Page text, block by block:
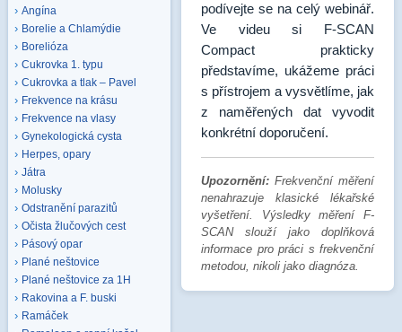
Angína
Borelie a Chlamýdie
Borelióza
Cukrovka 1. typu
Cukrovka a tlak – Pavel
Frekvence na krásu
Frekvence na vlasy
Gynekologická cysta
Herpes, opary
Játra
Molusky
Odstranění parazitů
Očista žlučových cest
Pásový opar
Plané neštovice
Plané neštovice za 1H
Rakovina a F. buski
Ramáček
podívejte se na celý webinář.
Ve videu si F-SCAN
Compact prakticky
představíme, ukážeme práci
s přístrojem a vysvětlíme, jak
z naměřených dat vyvodit
konkrétní doporučení.
Upozornění: Frekvenční měření
nenahrazuje klasické lékařské
vyšetření. Výsledky měření F-
SCAN slouží jako doplňková
informace pro práci s frekvenční
metodou, nikoli jako diagnóza.